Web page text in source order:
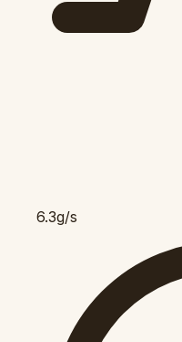
6.3g/s